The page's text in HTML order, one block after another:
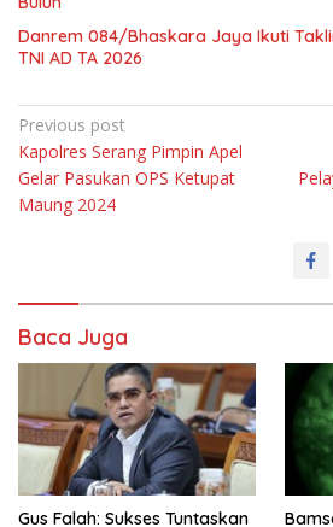
Danrem 084/Bhaskara Jaya Ikuti
TNI AD TA 2026
Navigasi
pos
Previous post
Kapolres Serang Pimpin Apel
Gelar Pasukan OPS Ketupat
Maung 2024
Baca Juga
Gus Falah: Sukses Tuntaskan